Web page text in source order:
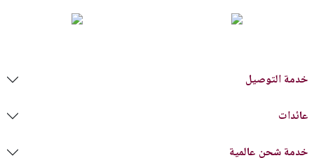
خدمة التوصيل
عائدات
خدمة شحن عالمية